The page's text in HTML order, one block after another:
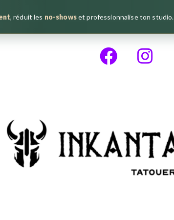
, réduit les no-showset professionnalise ton studio.